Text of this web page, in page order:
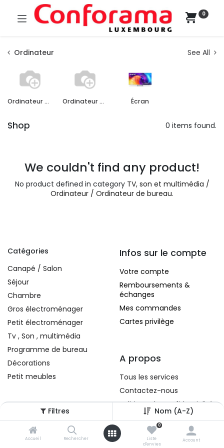
Filtres Nom (A-Z)
Accueil Rechercher
0
Liste
d'envies
Account
0
Ordinateur See All
Ordinateur de bureau Ordinateur portable Écran
Shop 0 items found.
We couldn't find any product!
No product defined in category TV, son et multimédia /
Ordinateur / Ordinateur de bureau.
Catégories
Canapé / Salon
Séjour
Chambre
Gros électroménager
Petit électroménager
Tv , Son , multimédia
Programme de bureau
Décorations
Petit meubles
Infos sur le compte
Votre compte
Remboursements &
échanges
Mes commandes
Cartes privilège
A propos
Tous les services
Contactez-nous
Politique de confidentialité
Conditions d'utilisation